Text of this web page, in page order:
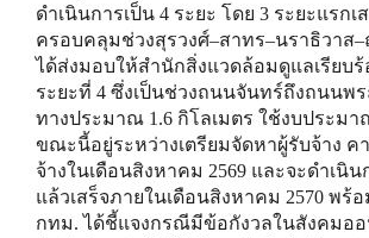
ดำเนินการเป็น 4 ระยะ โดย 3 ระยะแรกเ
ครอบคลุมช่วงสุรวงศ์–สาทร–นราธิวาส
ได้ส่งมอบให้สำนักสิ่งแวดล้อมดูแลเรียบ
ระยะที่ 4 ซึ่งเป็นช่วงถนนจันทร์ถึงถนนพร
ทางประมาณ 1.6 กิโลเมตร ใช้งบประมา
ขณะนี้อยู่ระหว่างเตรียมจัดหาผู้รับจ้าง ค
จ้างในเดือนสิงหาคม 2569 และจะดำเนิ
แล้วเสร็จภายในเดือนสิงหาคม 2570 พร้
กทม. ได้ชี้แจงกรณีมีข้อกังวลในสังคมออ